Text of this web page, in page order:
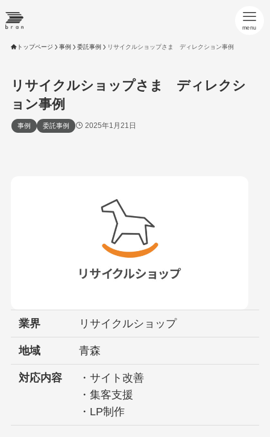
menu
トップページ 事例 委託事例 リサイクルショップさま ディレクション事例
リサイクルショップさま ディレクシ
ョン事例
事例 委託事例 2025年1月21日
業界 リサイクルショップ
地域 青森
対応内容
・サイト改善
・集客支援
・LP制作